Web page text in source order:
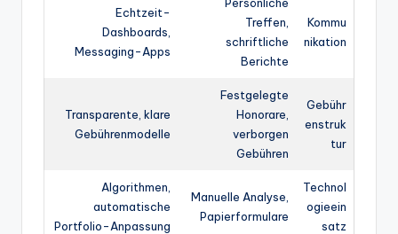
Kommu
nikation
Treffen,
schriftliche
Berichte
Echtzeit-
Dashboards,
Messaging-Apps
Gebühr
enstruk
tur
Festgelegte
Honorare,
verborgen
Gebühren
Transparente, klare
Gebührenmodelle
Technol
ogieein
satz
Manuelle Analyse,
Papierformulare
Algorithmen,
automatische
Portfolio-Anpassung